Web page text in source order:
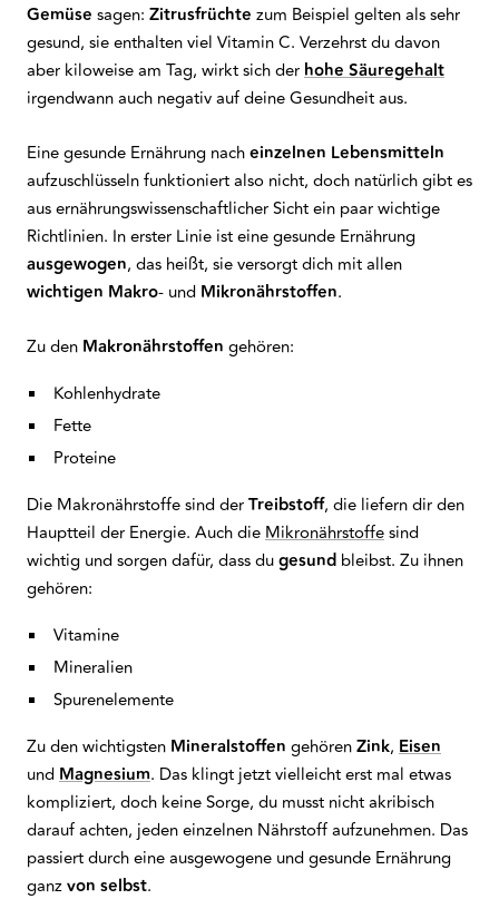
Gemüse sagen: Zitrusfrüchte zum Beispiel gelten als sehr
gesund, sie enthalten viel Vitamin C. Verzehrst du davon
aber kiloweise am Tag, wirkt sich derhohe Säuregehalt
irgendwann auch negativ auf deine Gesundheit aus.
Eine gesunde Ernährung nacheinzelnen Lebensmitteln
aufzuschlüsseln funktioniert also nicht, doch natürlich gibt es
aus ernährungswissenschaftlicher Sicht ein paar wichtige
Richtlinien. In erster Linie ist eine gesunde Ernährung
ausgewogen, das heißt, sie versorgt dich mit allen
wichtigen Makro- und Mikronährstoffen.
Zu den Makronährstoffen gehören:
Kohlenhydrate
Fette
Proteine
Die Makronährstoffe sind derTreibstoff, die liefern dir den
Hauptteil der Energie. Auch dieMikronährstoffesind
wichtig und sorgen dafür, dass dugesund bleibst. Zu ihnen
gehören:
Vitamine
Mineralien
Spurenelemente
Zu den wichtigsten Mineralstoffen gehörenZink, Eisen
undMagnesium. Das klingt jetzt vielleicht erst mal etwas
kompliziert, doch keine Sorge, du musst nicht akribisch
darauf achten, jeden einzelnen Nährstoff aufzunehmen. Das
passiert durch eine ausgewogene und gesunde Ernährung
ganzvon selbst.